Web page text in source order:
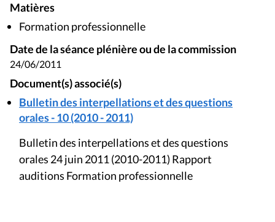
Matières
Formation professionnelle
Date de la séance plénière ou de la commission
24/06/2011
Document(s) associé(s)
Bulletin des interpellations et des questions
orales - 10 (2010 - 2011)
Bulletin des interpellations et des questions
orales 24 juin 2011 (2010-2011) Rapport
auditions Formation professionnelle